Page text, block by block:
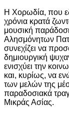
Η Χορωδία, που
χρόνια κρατά
μουσική
Αλησμόνητων
συνεχίζει να
δημιουργική
ενισχύει την
και, κυρίως, να
των μελών της
παραδοσιακά
Μικράς Ασίας.